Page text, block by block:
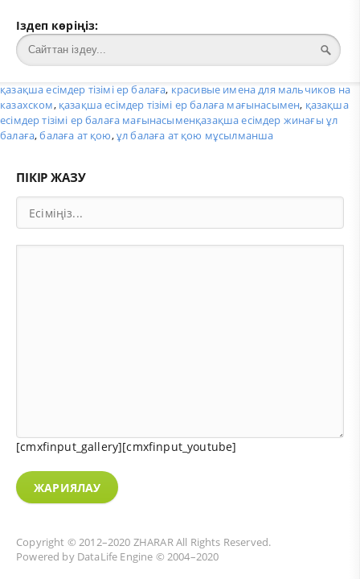
Іздеп көріңіз:
қазақша есімдер тізімі ер балаға, красивые имена для мальчиков на
казахском, қазақша есімдер тізімі ер балаға мағынасымен, қазақша
есімдер тізімі ер балаға мағынасыменқазақша есімдер жинағы ұл
балаға,балаға ат қою,ұл балаға ат қою мұсылманша
ПІКІР ЖАЗУ
[cmxfinput_gallery][cmxfinput_youtube]
ЖАРИЯЛАУ
Copyright © 2012–2020 ZHARARAll Rights Reserved.
Powered by DataLife Engine © 2004–2020